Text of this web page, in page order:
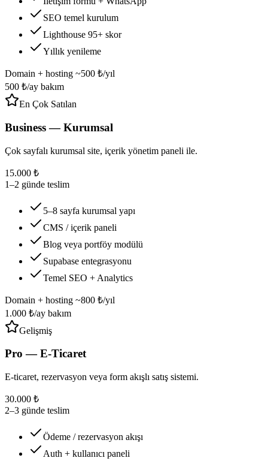
SEO temel kurulum
Lighthouse 95+ skor
Yıllık yenileme
Domain + hosting ~500 ₺/yıl
500 ₺/ay bakım
En Çok Satılan
Business — Kurumsal
Çok sayfalı kurumsal site, içerik yönetim paneli ile.
15.000 ₺
1–2 günde teslim
5–8 sayfa kurumsal yapı
CMS / içerik paneli
Blog veya portföy modülü
Supabase entegrasyonu
Temel SEO + Analytics
Domain + hosting ~800 ₺/yıl
1.000 ₺/ay bakım
Gelişmiş
Pro — E-Ticaret
E-ticaret, rezervasyon veya form akışlı satış sistemi.
30.000 ₺
2–3 günde teslim
Ödeme / rezervasyon akışı
Auth + kullanıcı paneli